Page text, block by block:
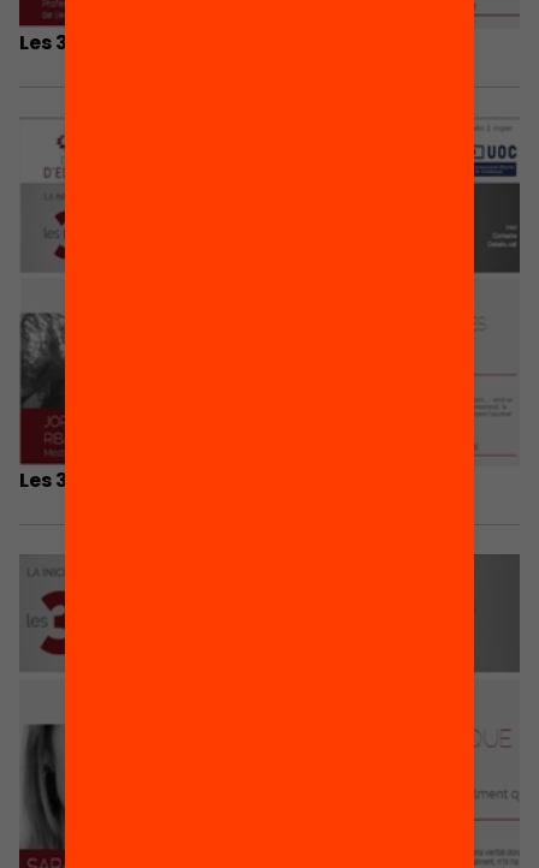
Les 3 coses que he après… Jordi Díaz Gibson
Les 3 coses que he après… Jordi Pujadas